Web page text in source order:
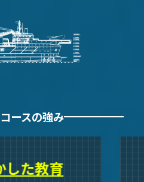
ースの強み
した教育